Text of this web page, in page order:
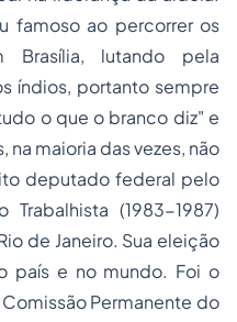
famoso ao percorrer os
Brasília, lutando pela
índios, portanto sempre
o que o branco diz" e
maioria das vezes, não
deputado federal pelo
(1983-1987)
de Janeiro. Sua eleição
país e no mundo. Foi o
Permanente do